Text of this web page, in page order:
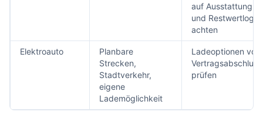
auf Ausstattung
und Restwertlogik
achten
Elektroauto
Planbare
Strecken,
Stadtverkehr,
eigene
Lademöglichkeit
Ladeoptionen vor
Vertragsabschluss
prüfen